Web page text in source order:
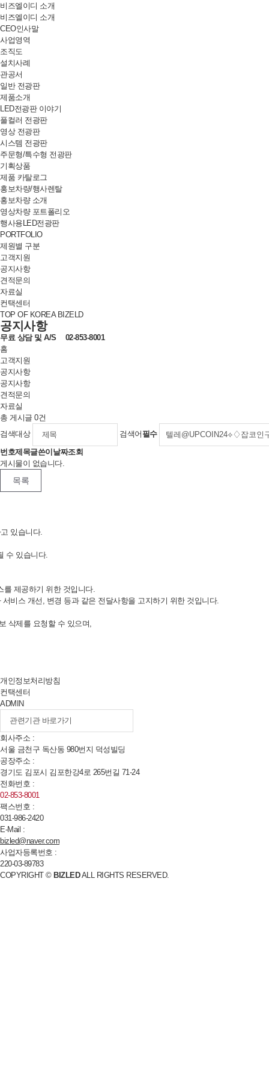
비즈엘이디 소개
비즈엘이디 소개
CEO인사말
사업영역
조직도
설치사례
관공서
일반 전광판
제품소개
LED전광판 이야기
풀컬러 전광판
영상 전광판
시스템 전광판
주문형/특수형 전광판
기획상품
제품 카탈로그
홍보차량/행사렌탈
홍보차량 소개
영상차량 포트폴리오
행사용LED전광판
PORTFOLIO
제원별 구분
고객지원
공지사항
견적문의
자료실
컨택센터
TOP OF KOREA BIZELD
공지사항
무료 상담 및 A/S
02-853-8001
홈
고객지원
공지사항
공지사항
견적문의
자료실
총 게시글 0건
검색대상
검색어 필수
번호제목글쓴이 날짜조회
게시물이 없습니다.
목록
있습니다.
수 있습니다.
를 제공하기 위한 것입니다.
비스 개선, 변경 등과 같은 전달사항을 고지하기 위한 것입니다.
삭제를 요청할 수 있으며,
개인정보처리방침
컨택센터
ADMIN
회사주소 :
서울 금천구 독산동 980번지 덕성빌딩
공장주소 :
경기도 김포시 김포한강4로 265번길 71-24
전화번호 :
02-853-8001
팩스번호 :
031-986-2420
E-Mail :
bizled@naver.com
사업자등록번호 :
220-03-89783
COPYRIGHT © BIZLEDALL RIGHTS RESERVED.